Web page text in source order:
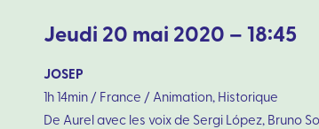
Jeudi 20 mai 2020 – 18:45
JOSEP
1h 14min / France / Animation, Historique
De Aurel avec les voix de Sergi López, Bruno